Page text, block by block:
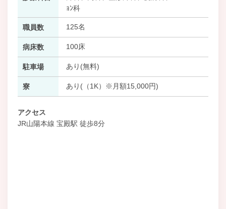
ｮﾝ科
職員数 125名
病床数 100床
駐車場 あり(無料)
寮 あり(（1K）※月額15,000円)
アクセス
JR山陽本線 宝殿駅 徒歩8分